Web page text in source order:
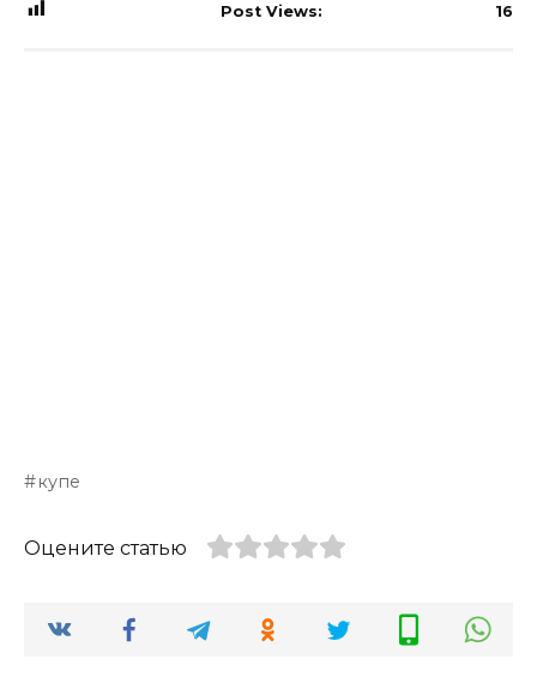
Post Views: 16
купе
Оцените статью